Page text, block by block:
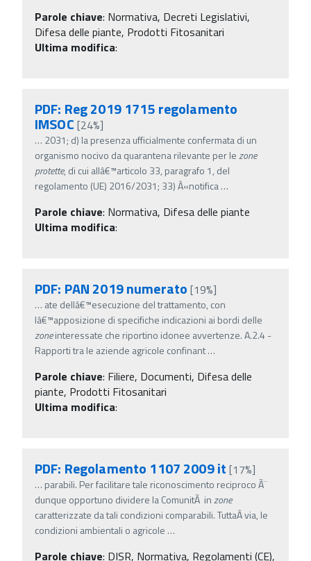
Parole chiave: Normativa, Decreti Legislativi,
Difesa delle piante, Prodotti Fitosanitari
Ultima modifica:
PDF: Reg 2019 1715 regolamento
IMSOC [24%]
… 2031; d) la presenza ufficialmente confermata di un
organismo nocivo da quarantena rilevante per lezone
protette, di cui allâ€™articolo 33, paragrafo 1, del
regolamento (UE) 2016/2031; 33) Â«notifica…
Parole chiave: Normativa, Difesa delle piante
Ultima modifica:
PDF: PAN 2019 numerato [19%]
… ate dellâ€™esecuzione del trattamento, con
lâ€™apposizione di specifiche indicazioni ai bordi delle
zoneinteressate che riportino idonee avvertenze. A.2.4 -
Rapporti tra le aziende agricole confinant…
Parole chiave: Filiere, Documenti, Difesa delle
piante, Prodotti Fitosanitari
Ultima modifica:
PDF: Regolamento 1107 2009 it [17%]
… parabili. Per facilitare tale riconoscimento reciproco Ã¨
dunque opportuno dividere la ComunitÃ inzone
caratterizzate da tali condizioni comparabili. TuttaÂ­ via, le
condizioni ambientali o agricole …
Parole chiave: DISR, Normativa, Regolamenti (CE),